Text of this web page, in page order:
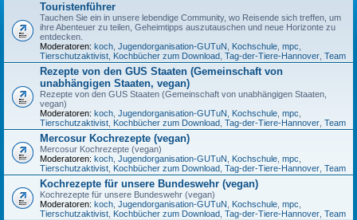
Touristenführer
Tauchen Sie ein in unsere lebendige Community, wo Reisende sich treffen, um
ihre Abenteuer zu teilen, Geheimtipps auszutauschen und neue Horizonte zu
entdecken.
Moderatoren: koch, Jugendorganisation-GUTuN, Kochschule, mpc,
Tierschutzaktivist, Kochbücher zum Download, Tag-der-Tiere-Hannover, Team
Rezepte von den GUS Staaten (Gemeinschaft von
unabhängigen Staaten, vegan)
Rezepte von den GUS Staaten (Gemeinschaft von unabhängigen Staaten,
vegan)
Moderatoren: koch, Jugendorganisation-GUTuN, Kochschule, mpc,
Tierschutzaktivist, Kochbücher zum Download, Tag-der-Tiere-Hannover, Team
Mercosur Kochrezepte (vegan)
Mercosur Kochrezepte (vegan)
Moderatoren: koch, Jugendorganisation-GUTuN, Kochschule, mpc,
Tierschutzaktivist, Kochbücher zum Download, Tag-der-Tiere-Hannover, Team
Kochrezepte für unsere Bundeswehr (vegan)
Kochrezepte für unsere Bundeswehr (vegan)
Moderatoren: koch, Jugendorganisation-GUTuN, Kochschule, mpc,
Tierschutzaktivist, Kochbücher zum Download, Tag-der-Tiere-Hannover, Team